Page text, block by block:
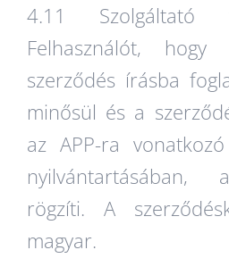
4.11 Szolgáltató
Felhasználót,
szerződés írásba
minősül és a
az APP-ra
nyilvántartásában,
rögzíti. A
magyar.